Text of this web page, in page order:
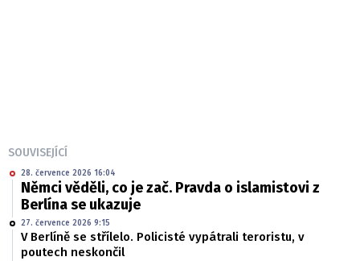
SOUVISEJÍCÍ
28. července 2026 16:04
Němci věděli, co je zač. Pravda o islamistovi z
Berlína se ukazuje
27. července 2026 9:15
V Berlíně se střílelo. Policisté vypátrali teroristu, v
poutech neskončil